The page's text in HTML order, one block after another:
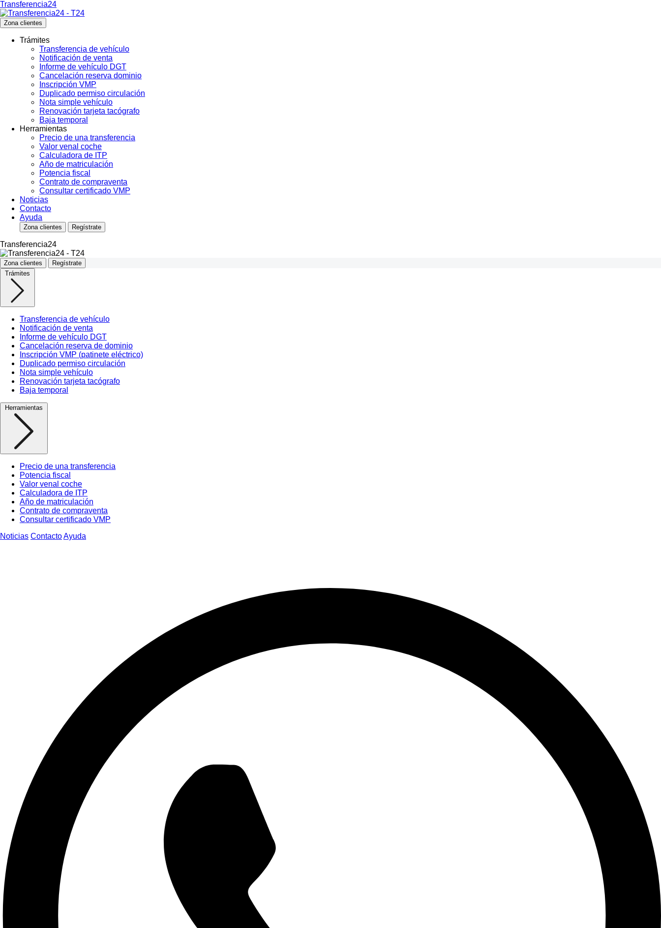
Transferencia24
Zona clientes
Trámites
Transferencia de vehículo
Notificación de venta
Informe de vehículo DGT
Cancelación reserva dominio
Inscripción VMP
Duplicado permiso circulación
Nota simple vehículo
Renovación tarjeta tacógrafo
Baja temporal
Herramientas
Precio de una transferencia
Valor venal coche
Calculadora de ITP
Año de matriculación
Potencia fiscal
Contrato de compraventa
Consultar certificado VMP
Noticias
Contacto
Ayuda
Zona clientes Regístrate
Transferencia24
Zona clientes
Regístrate
Trámites
Transferencia de vehículo
Notificación de venta
Informe de vehículo DGT
Cancelación reserva de dominio
Inscripción VMP (patinete eléctrico)
Duplicado permiso circulación
Nota simple vehículo
Renovación tarjeta tacógrafo
Baja temporal
Herramientas
Precio de una transferencia
Potencia fiscal
Valor venal coche
Calculadora de ITP
Año de matriculación
Contrato de compraventa
Consultar certificado VMP
Noticias ContactoAyuda